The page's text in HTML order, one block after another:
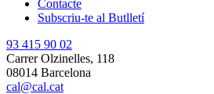
Contacte
Subscriu-te al Butlletí
93 415 90 02
Carrer Olzinelles, 118
08014 Barcelona
cal@cal.cat